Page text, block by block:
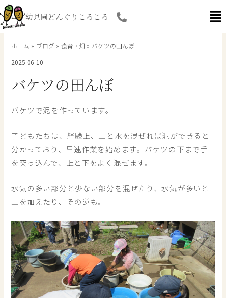
内
容
を
幼児園どんぐりころころ
ホーム ブログ 食育・畑
バケツの田んぼ
2025-06-10
バケツの田んぼ
バケツで泥を作っています。
子どもたちは、経験上、土と水を混ぜれば泥ができると
分かっており、早速作業を始めます。バケツの下まで手
を突っ込んで、上と下をよく混ぜます。
水気の多い部分と少ない部分を混ぜたり、水気が多いと
土を加えたり、その逆も。